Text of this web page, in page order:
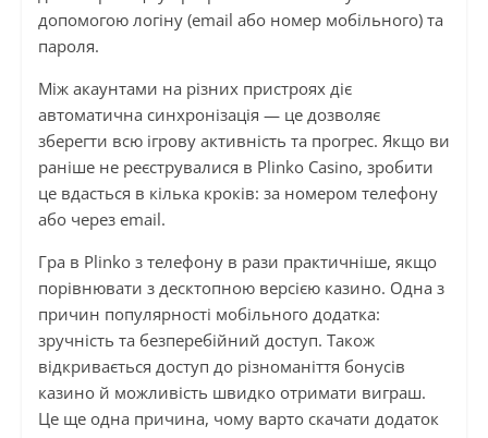
допомогою логіну (email або номер мобільного) та
пароля.
Між акаунтами на різних пристроях діє
автоматична синхронізація — це дозволяє
зберегти всю ігрову активність та прогрес. Якщо ви
раніше не реєструвалися в Plinko Casino, зробити
це вдасться в кілька кроків: за номером телефону
або через email.
Гра в Plinko з телефону в рази практичніше, якщо
порівнювати з десктопною версією казино. Одна з
причин популярності мобільного додатка:
зручність та безперебійний доступ. Також
відкривається доступ до різноманіття бонусів
казино й можливість швидко отримати виграш.
Це ще одна причина, чому варто скачати додаток